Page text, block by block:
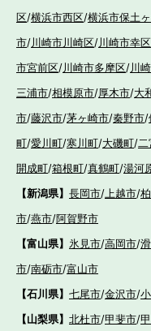
区/横浜市西区/横浜市保土
市/川崎市川崎区/川崎市幸区
市宮前区/川崎市多摩区/川
三浦市/相模原市/厚木市/大
市/藤沢市/茅ヶ崎市/秦野市/
町/愛川町/寒川町/大磯町/二
開成町/箱根町/真鶴町/湯河
【新潟県】 長岡市/上越市/
市/燕市/阿賀野市
【富山県】 氷見市/高岡市/
市/南砺市/富山市
【石川県】 七尾市/金沢市/
【山梨県】 北杜市/甲斐市/